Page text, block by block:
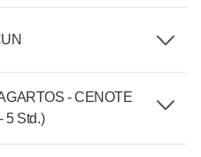
- CENOTE
5 Std.)